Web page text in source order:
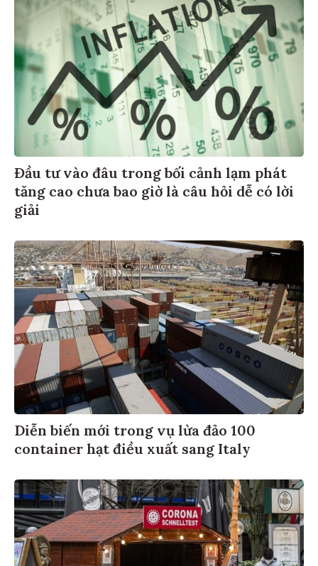
Đầu tư vào đâu trong bối cảnh lạm phát
tăng cao chưa bao giờ là câu hỏi dễ có lời
giải
Diễn biến mới trong vụ lừa đảo 100
container hạt điều xuất sang Italy